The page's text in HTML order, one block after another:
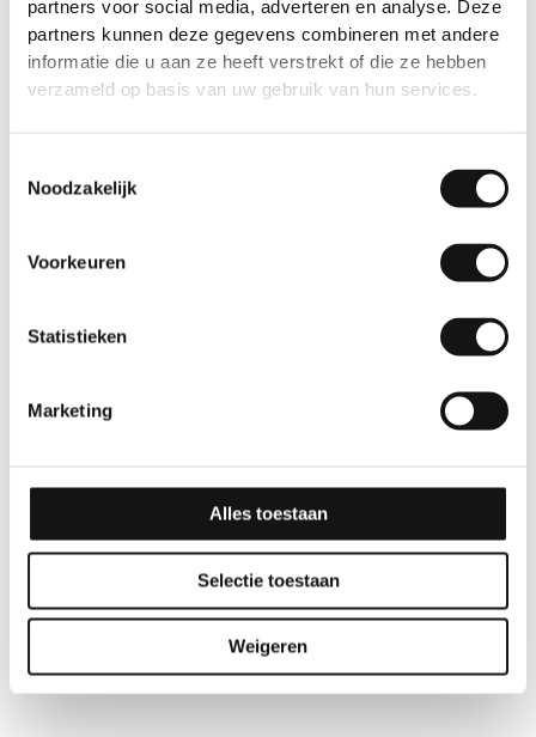
partners voor social media, adverteren en analyse. Deze
partners kunnen deze gegevens combineren met andere
informatie die u aan ze heeft verstrekt of die ze hebben
verzameld op basis van uw gebruik van hun services.
Noodzakelijk
Voorkeuren
Statistieken
Marketing
Alles toestaan
Selectie toestaan
Weigeren